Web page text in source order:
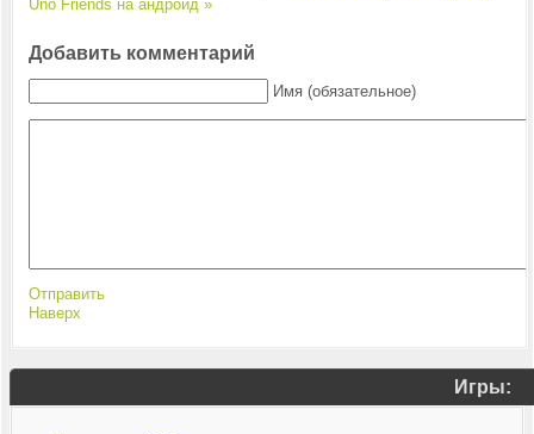
Uno Friends на андроид »
Добавить комментарий
Имя (обязательное)
Отправить
Наверх
Игры: